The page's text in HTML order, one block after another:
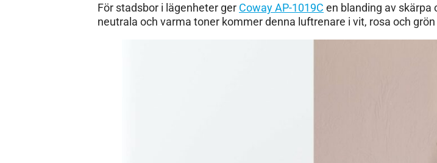
För stadsbor i lägenheter ger Coway AP-1019C en blanding av skärpa
neutrala och varma toner kommer denna luftrenare i vit, rosa och grön